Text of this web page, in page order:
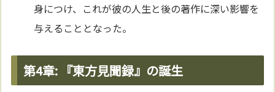
身につけ、これが彼の人生と後の著作に深い影響を
与えることとなった。
第4章: 『東方見聞録』の誕生